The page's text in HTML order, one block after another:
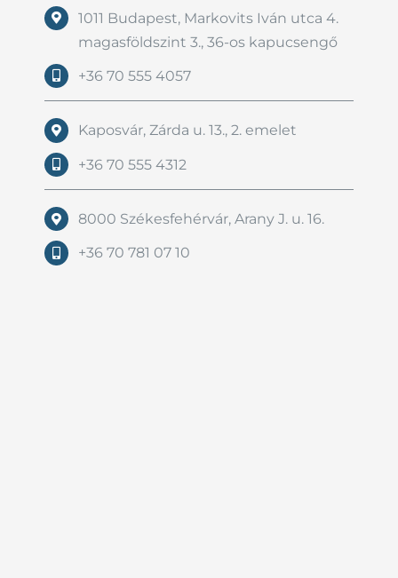
1011 Budapest, Markovits Iván utca 4.
magasföldszint 3., 36-os kapucsengő
+36 70 555 4057
Kaposvár, Zárda u. 13., 2. emelet
+36 70 555 4312
8000 Székesfehérvár, Arany J. u. 16.
+36 70 781 07 10